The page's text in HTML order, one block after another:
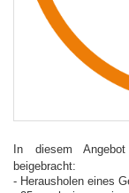
In diesem
beigebracht:
- Herausholen eines